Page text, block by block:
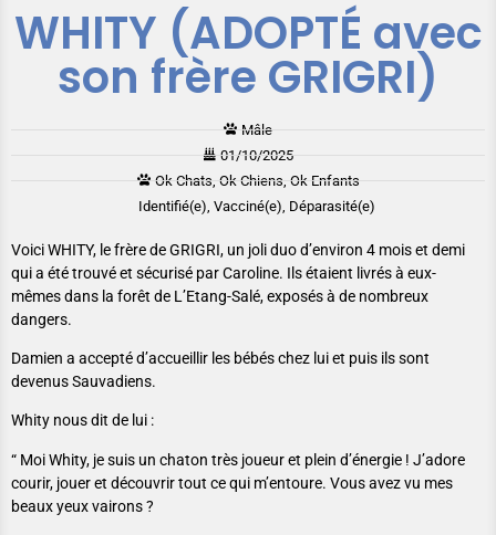
WHITY (ADOPTÉ avec
son frère GRIGRI)
Mâle
01/10/2025
Ok Chats, Ok Chiens, Ok Enfants
Identifié(e), Vacciné(e), Déparasité(e)
Voici WHITY, le frère de GRIGRI, un joli duo d’environ 4 mois et demi
qui a été trouvé et sécurisé par Caroline. Ils étaient livrés à eux-
mêmes dans la forêt de L’Etang-Salé, exposés à de nombreux
dangers.
Damien a accepté d’accueillir les bébés chez lui et puis ils sont
devenus Sauvadiens.
Whity nous dit de lui :
“ Moi Whity, je suis un chaton très joueur et plein d’énergie ! J’adore
courir, jouer et découvrir tout ce qui m’entoure. Vous avez vu mes
beaux yeux vairons ?